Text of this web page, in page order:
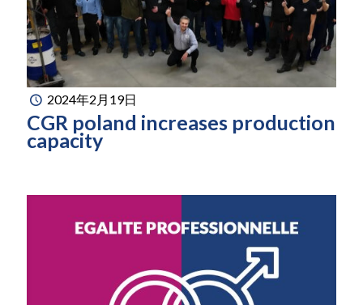
2024年2月19日
CGR poland increases production
capacity